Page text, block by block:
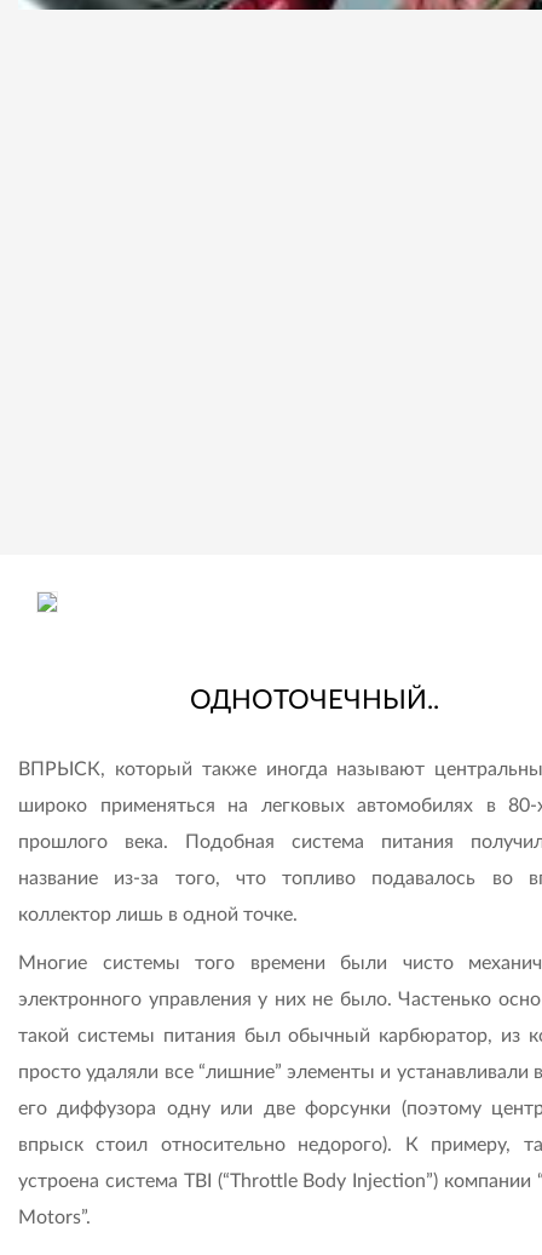
ОДНОТОЧЕЧНЫЙ..
ВПРЫСК, который также иногда называют
широко применяться на легковых автомобилях в 80-
прошлого века. Подобная система питания
название из-за того, что топливо подавалось во
коллектор лишь в одной точке.
Многие системы того времени были чисто
электронного управления у них не было. Частенько
такой системы питания был обычный карбюратор, из
просто удаляли все “лишние” элементы и устанавливали
его диффузора одну или две форсунки (поэтому
впрыск стоил относительно недорого). К примеру,
устроена система TBI (“Throttle Body Injection”) компании
Motors”.